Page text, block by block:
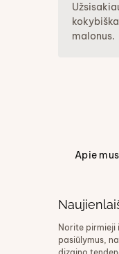
malonus.
Apie mus
Norite pirmieji
pasiūlymus,